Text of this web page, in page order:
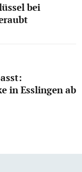
bei
in Esslingen ab